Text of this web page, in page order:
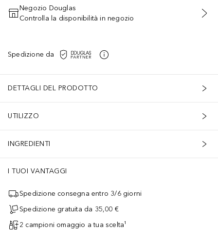
AGGIUNGI AL CARRELLO
Negozio Douglas
Controlla la disponibilità in negozio
Spedizione da
DETTAGLI DEL PRODOTTO
UTILIZZO
INGREDIENTI
I TUOI VANTAGGI
Spedizione consegna entro 3/6 giorni
Spedizione gratuita da 35,00 €
2 campioni omaggio a tua scelta¹